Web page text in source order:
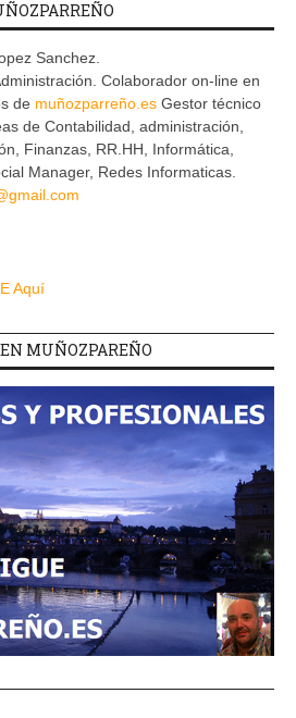
Sanchez.
Colaborador on-line en
de muñozparreño.es Gestor técnico
de Contabilidad, administración,
Finanzas, RR.HH, Informática,
Manager, Redes Informaticas.
Aquí
MUÑOZPAREÑO